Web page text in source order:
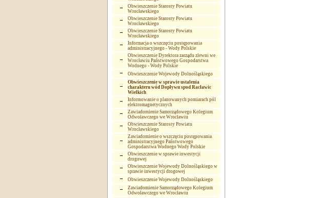
Obwieszczenie Starosty Powiatu
Wrocławskiego
Obwieszczenie Starosty Powiatu
Wrocławskiego
Obwieszczenie Starosty Powiatu
Wrocławskiego
Informacja o wszczęciu postępowania
administracyjnego - Wody Polskie
Obwieszczenie Dyrektora zarządu zlewni we
Wrocławiu Państwowego Gospodarstwa
Wodnego - Wody Polskie
Obwieszczenie Wojewody Dolnośląskiego
Obwieszczenie w sprawie ustalenia
charakteru wód Dopływu spod Racławic
Wielkich
Informowanie o planowanych pomiarach pól
elektromagnetycznych
Zawiadomienie Samorządowego Kolegium
Odwoławczego we Wrocławiu
Obwieszczenie Starosty Powiatu
Wrocławskiego
Zawiadomienie o wszczęciu postępowania
administracyjnego Państwowego
Gospodarstwa Wodnego Wody Polskie
Obwieszczenie w sprawie inwestycji
drogowej
Obwieszczenie Wojewody Dolnośląskiego w
sprawie inwestycji drogowej
Obwieszczenie Wojewody Dolnośląskiego
Zawiadomienie Samorządowego Kolegium
Odwoławczego we Wrocławiu